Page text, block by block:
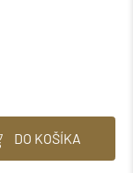
DO KOŠÍKA